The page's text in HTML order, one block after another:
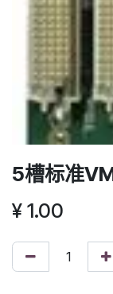
5槽标准
¥ 1.00